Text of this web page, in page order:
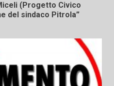
(Progetto Civico
del sindaco Pitrola”